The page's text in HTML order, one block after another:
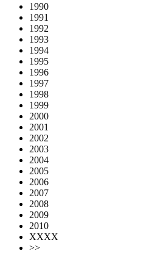
1990
1991
1992
1993
1994
1995
1996
1997
1998
1999
2000
2001
2002
2003
2004
2005
2006
2007
2008
2009
2010
XXXX
>>